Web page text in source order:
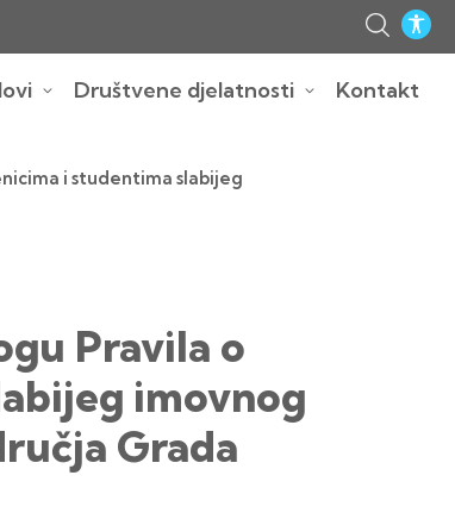
Društvene djelatnosti Kontakt
i studentima slabijeg
Pravila o
imovnog
Grada